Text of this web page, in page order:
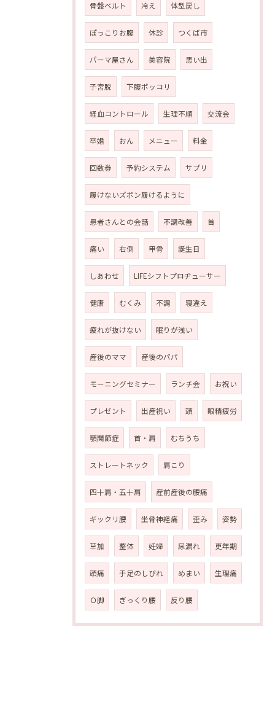
骨盤ベルト 冷え 体型戻し
ぽっこりお腹 休診 つくば市
パーマ屋さん 美容院 思い出
子宮脱 下腹ポッコリ
経血コントロール 生理不順 交流会
卒婚 おん メニュー 料金
回数券 予約システム サプリ
履けないズボン履けるように
患者さんとの会話 不調改善 首
痛い 右側 甲骨 誕生日
しあわせ LIFEシフトプロヂューサー
健康 むくみ 不調 寝違え
疲れが抜けない 眠りが浅い
産後のママ 産後のパパ
モーニングセミナー ランチ会 お祝い
プレゼント 出産祝い 頭 眼精疲労
顎関節症 首・肩 むちうち
ストレートネック 肩こり
四十肩・五十肩 産前産後の腰痛
ギックリ腰 坐骨神経痛 歪み 姿勢
草加 整体 妊婦 尿漏れ 更年期
頭痛 手足のしびれ めまい 生理痛
Ｏ脚 ぎっくり腰 反り腰